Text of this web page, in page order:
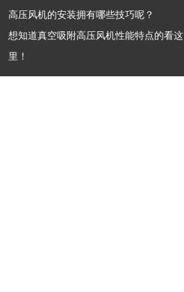
高压风机的安装拥有哪些技巧呢？
想知道真空吸附高压风机性能特点的看这
里！